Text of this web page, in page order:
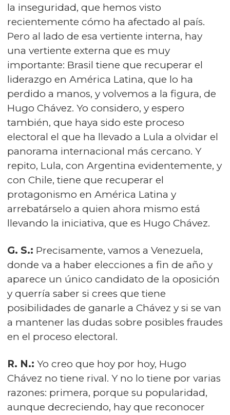
la inseguridad, que hemos visto
recientemente cómo ha afectado al país.
Pero al lado de esa vertiente interna, hay
una vertiente externa que es muy
importante: Brasil tiene que recuperar el
liderazgo en América Latina, que lo ha
perdido a manos, y volvemos a la figura, de
Hugo Chávez. Yo considero, y espero
también, que haya sido este proceso
electoral el que ha llevado a Lula a olvidar el
panorama internacional más cercano. Y
repito, Lula, con Argentina evidentemente, y
con Chile, tiene que recuperar el
protagonismo en América Latina y
arrebatárselo a quien ahora mismo está
llevando la iniciativa, que es Hugo Chávez.
G. S.: Precisamente, vamos a Venezuela,
donde va a haber elecciones a fin de año y
aparece un único candidato de la oposición
y querría saber si crees que tiene
posibilidades de ganarle a Chávez y si se van
a mantener las dudas sobre posibles fraudes
en el proceso electoral.
R. N.: Yo creo que hoy por hoy, Hugo
Chávez no tiene rival. Y no lo tiene por varias
razones: primera, porque su popularidad,
aunque decreciendo, hay que reconocer